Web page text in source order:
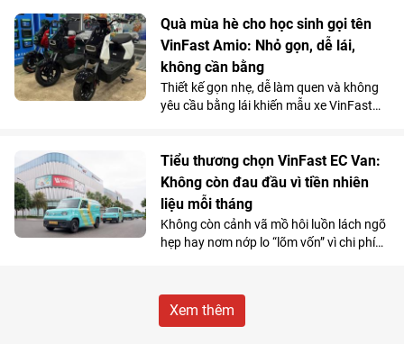
chuyến đi xa.
Quà mùa hè cho học sinh gọi tên
VinFast Amio: Nhỏ gọn, dễ lái,
không cần bằng
Thiết kế gọn nhẹ, dễ làm quen và không
yêu cầu bằng lái khiến mẫu xe VinFast
hàng có nhu cầu di chuyển cự ly ngắn.
Tiểu thương chọn VinFast EC Van:
Không còn đau đầu vì tiền nhiên
liệu mỗi tháng
Không còn cảnh vã mồ hôi luồn lách ngõ
hẹp hay nơm nớp lo “lõm vốn” vì chi phí
coi đây là “cỗ máy sinh lời”.
Xem thêm